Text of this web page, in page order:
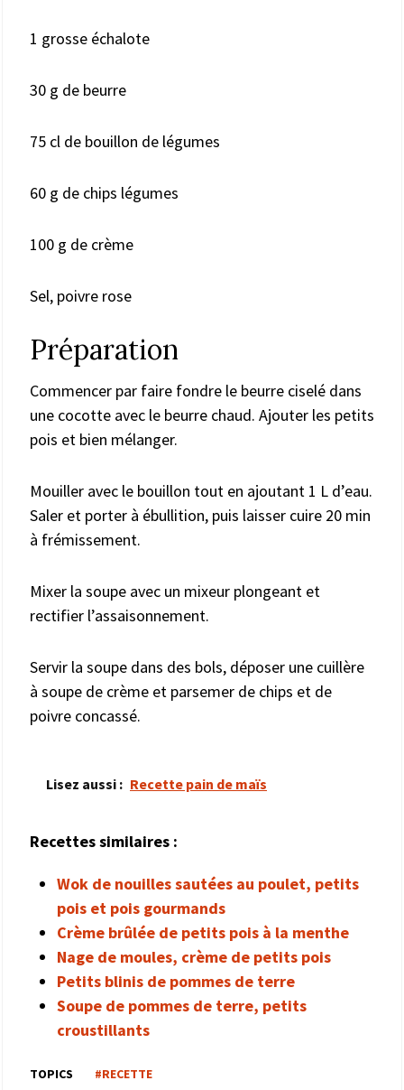
1 grosse échalote
30 g de beurre
75 cl de bouillon de légumes
60 g de chips légumes
100 g de crème
Sel, poivre rose
Préparation
Commencer par faire fondre le beurre ciselé dans
une cocotte avec le beurre chaud. Ajouter les petits
pois et bien mélanger.
Mouiller avec le bouillon tout en ajoutant 1 L d’eau.
Saler et porter à ébullition, puis laisser cuire 20 min
à frémissement.
Mixer la soupe avec un mixeur plongeant et
rectifier l’assaisonnement.
Servir la soupe dans des bols, déposer une cuillère
à soupe de crème et parsemer de chips et de
poivre concassé.
Lisez aussi : Recette pain de maïs
Recettes similaires :
Wok de nouilles sautées au poulet, petits
pois et pois gourmands
Crème brûlée de petits pois à la menthe
Nage de moules, crème de petits pois
Petits blinis de pommes de terre
Soupe de pommes de terre, petits
croustillants
TOPICS #RECETTE